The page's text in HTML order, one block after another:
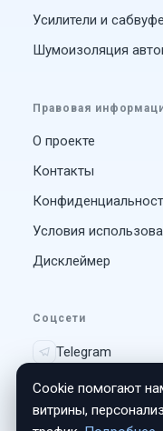
Усилители и
Шумоизоляция
Правовая
О проекте
Контакты
Условия
Дисклеймер
Соцсети
Telegram
Vk
Cookie помогают
витрины,